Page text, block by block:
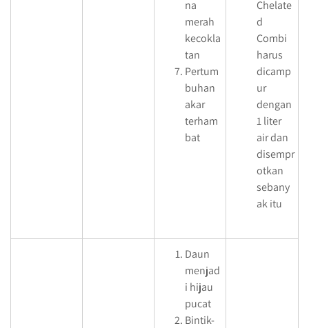
na
merah
kecokla
tan
Pertum
buhan
akar
terham
bat
Chelate
d
Combi
harus
dicamp
ur
dengan
1 liter
air dan
disempr
otkan
sebany
ak itu
Daun
menjad
i hijau
pucat
Bintik-